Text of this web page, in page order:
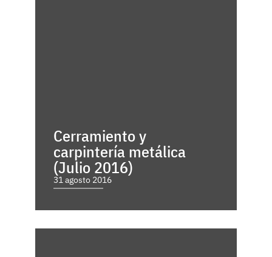
Cerramiento y
carpintería metálica
(Julio 2016)
31 agosto 2016